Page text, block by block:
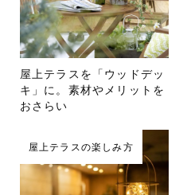
屋上テラスを「ウッドデッ
キ」に。素材やメリットを
おさらい
屋上テラスの楽しみ方